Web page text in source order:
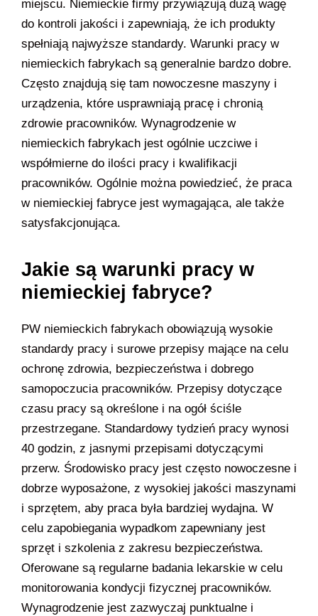
miejscu. Niemieckie firmy przywiązują dużą wagę
do kontroli jakości i zapewniają, że ich produkty
spełniają najwyższe standardy. Warunki pracy w
niemieckich fabrykach są generalnie bardzo dobre.
Często znajdują się tam nowoczesne maszyny i
urządzenia, które usprawniają pracę i chronią
zdrowie pracowników. Wynagrodzenie w
niemieckich fabrykach jest ogólnie uczciwe i
współmierne do ilości pracy i kwalifikacji
pracowników. Ogólnie można powiedzieć, że praca
w niemieckiej fabryce jest wymagająca, ale także
satysfakcjonująca.
Jakie są warunki pracy w
niemieckiej fabryce?
PW niemieckich fabrykach obowiązują wysokie
standardy pracy i surowe przepisy mające na celu
ochronę zdrowia, bezpieczeństwa i dobrego
samopoczucia pracowników. Przepisy dotyczące
czasu pracy są określone i na ogół ściśle
przestrzegane. Standardowy tydzień pracy wynosi
40 godzin, z jasnymi przepisami dotyczącymi
przerw. Środowisko pracy jest często nowoczesne i
dobrze wyposażone, z wysokiej jakości maszynami
i sprzętem, aby praca była bardziej wydajna. W
celu zapobiegania wypadkom zapewniany jest
sprzęt i szkolenia z zakresu bezpieczeństwa.
Oferowane są regularne badania lekarskie w celu
monitorowania kondycji fizycznej pracowników.
Wynagrodzenie jest zazwyczaj punktualne i